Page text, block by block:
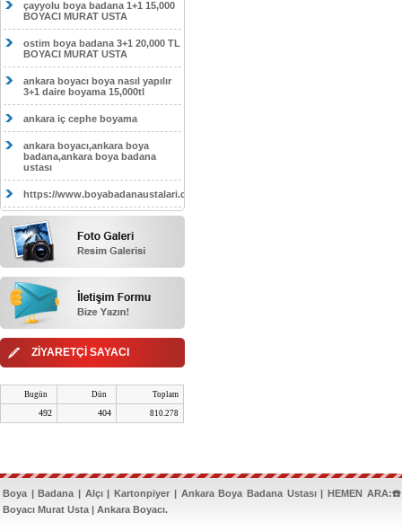
SOKULLU DAİRE BOYAMA 1000TL
EV,İŞYERİ BOYA BADANA USTASI
0554 184 41 66
çayyolu boya badana 1+1 15,000
BOYACI MURAT USTA
ostim boya badana 3+1 20,000 TL
BOYACI MURAT USTA
ankara boyacı boya nasıl yapılır
3+1 daire boyama 15,000tl
ankara iç cephe boyama
ankara boyacı,ankara boya
badana,ankara boya badana
ustası
https://www.boyabadanaustalari.com/
ZİYARETÇİ SAYACI
Bugün Dün Toplam
492 404 810.278
Boya | Badana | Alçı | Kartonpiyer | Ankara Boya Badana Ustası | HEMEN
Boyacı Murat Usta | Ankara Boyacı.